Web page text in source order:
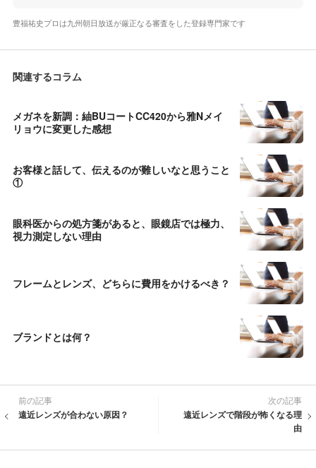
豊福祐史プロは九州朝日放送が厳正なる審査をした登録専門家です
関連するコラム
メガネを新調：紬BUコートCC420から雅Nメイ
リョウに変更した感想
お客様と話して、伝えるのが難しいなと思うこと
①
眼科医からの処方箋があると、眼鏡店では極力、
視力測定しない理由
フレームとレンズ、どちらに費用をかけるべき？
ブランドとは何？
前の記事
遠近レンズが合わない原因？
次の記事
遠近レンズで階段が怖くなる理
由